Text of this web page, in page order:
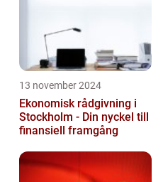
13 november 2024
Ekonomisk rådgivning i
Stockholm - Din nyckel till
finansiell framgång